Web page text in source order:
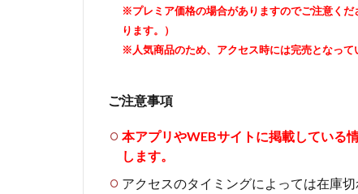
※プレミア価格の場合がありますのでご注意く
ります。）
※人気商品のため、アクセス時には完売となって
ご注意事項
本アプリやWEBサイトに掲載している
します。
アクセスのタイミングによっては在庫